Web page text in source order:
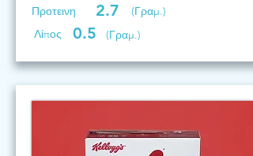
Προτεινη 2.7
(Γραμ.)
Λίπος
0.5 (Γραμ.)